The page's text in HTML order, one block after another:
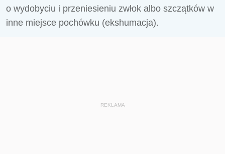
o wydobyciu i przeniesieniu zwłok albo szczątków w
inne miejsce pochówku (ekshumacja).
REKLAMA